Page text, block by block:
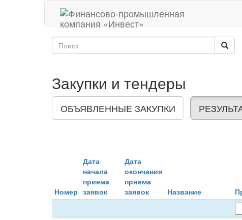
Закупки и тендеры
ОБЪЯВЛЕННЫЕ ЗАКУПКИ
Номер
Дата
начала
приема
заявок
Дата
окончания
приема
заявок
Название